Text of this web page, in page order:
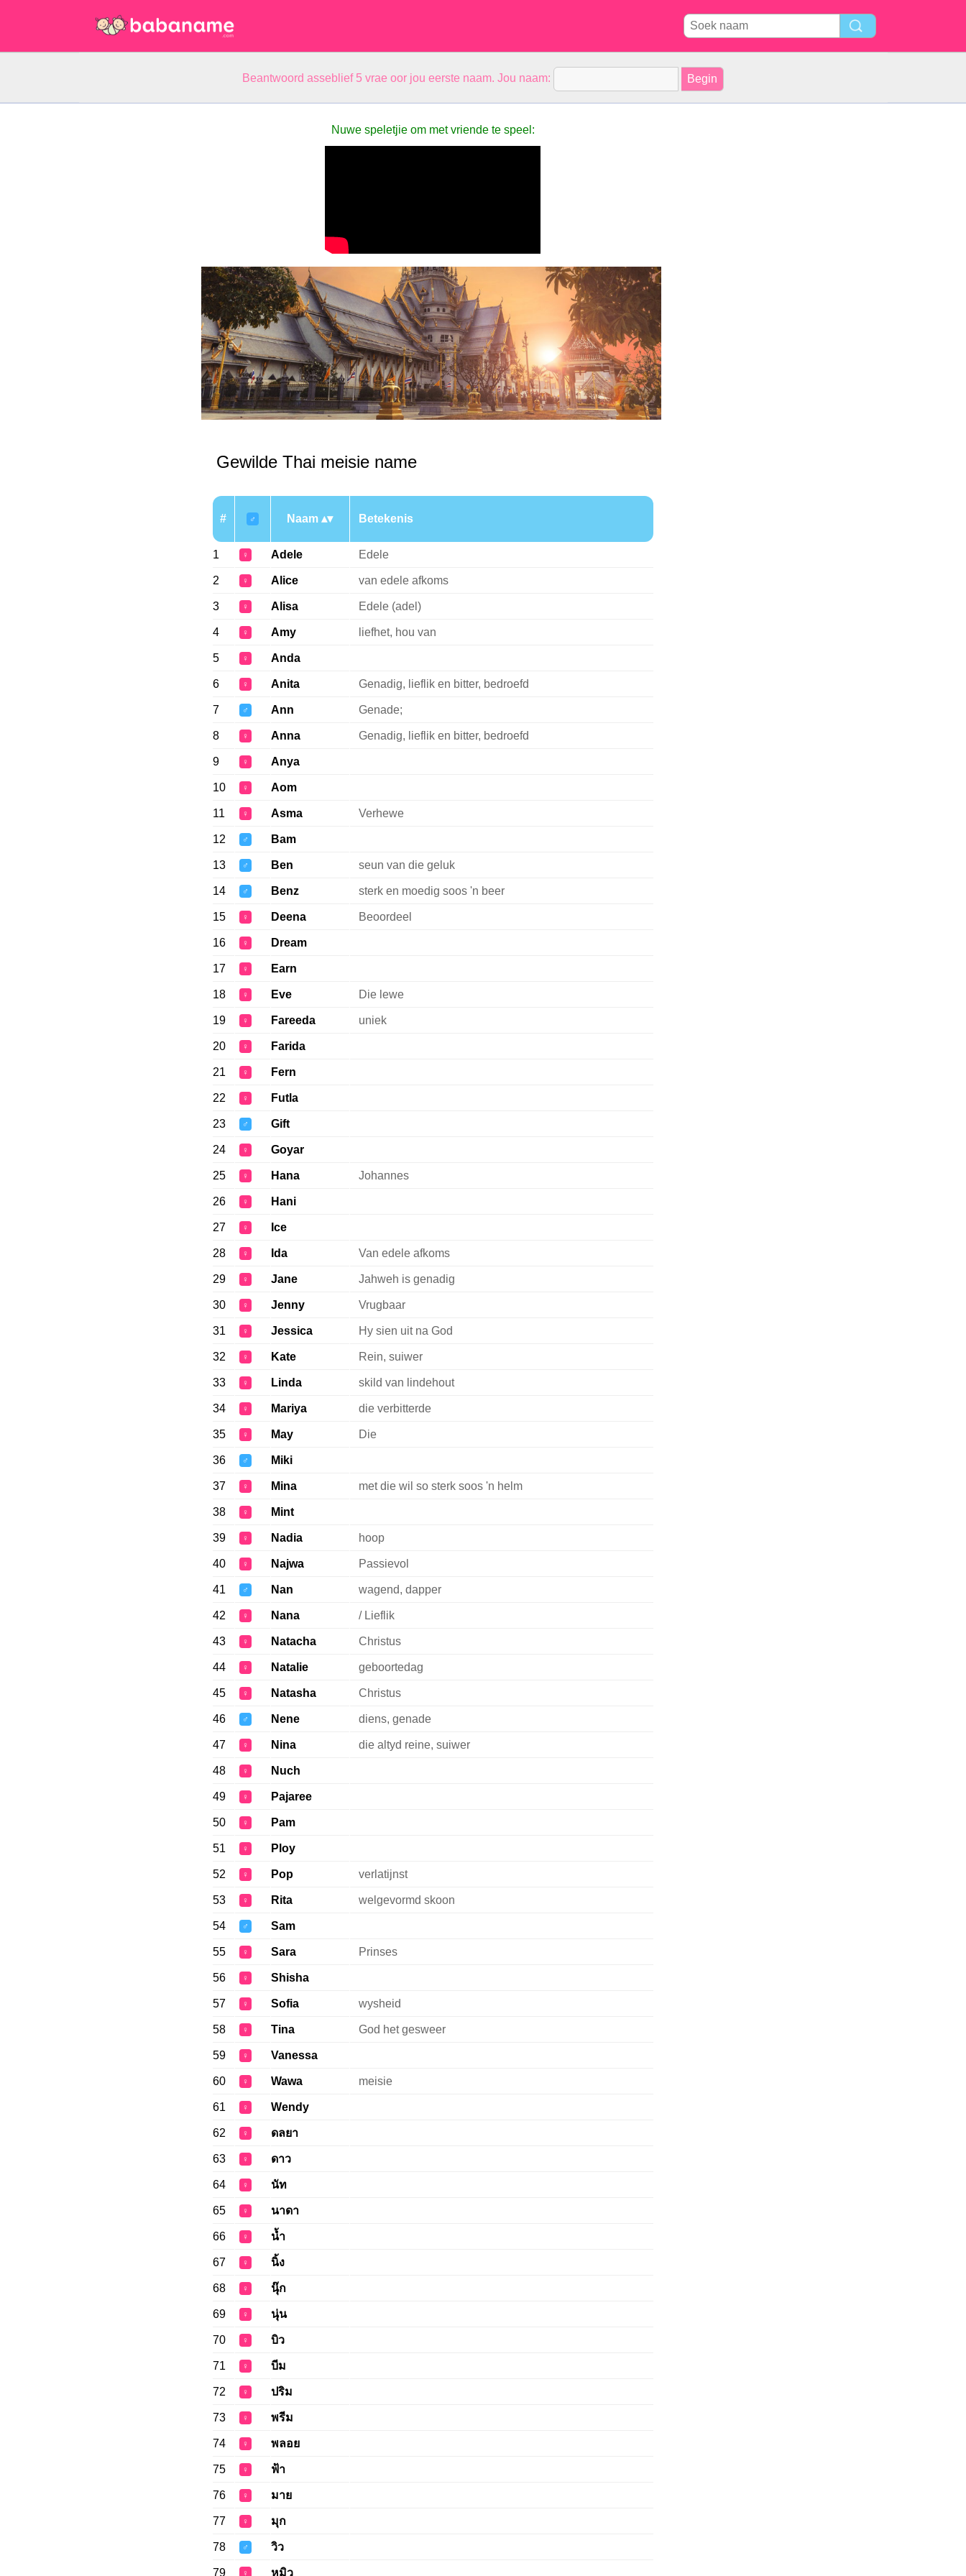
Beantwoord asseblief 5 vrae oor jou eerste naam. Jou naam:
Nuwe speletjie om met vriende te speel:
Gewilde Thai meisie name
# ♂ Naam Betekenis
1 ♀ Adele Edele
2 ♀ Alice van edele afkoms
3 ♀ Alisa Edele (adel)
4 ♀ Amy liefhet, hou van
5 ♀ Anda
6 ♀ Anita Genadig, lieflik en bitter, bedroefd
7 ♂ Ann Genade;
8 ♀ Anna Genadig, lieflik en bitter, bedroefd
9 ♀ Anya
10 ♀ Aom
11 ♀ Asma Verhewe
12 ♂ Bam
13 ♂ Ben seun van die geluk
14 ♂ Benz sterk en moedig soos 'n beer
15 ♀ Deena Beoordeel
16 ♀ Dream
17 ♀ Earn
18 ♀ Eve Die lewe
19 ♀ Fareeda uniek
20 ♀ Farida
21 ♀ Fern
22 ♀ Futla
23 ♂ Gift
24 ♀ Goyar
25 ♀ Hana Johannes
26 ♀ Hani
27 ♀ Ice
28 ♀ Ida Van edele afkoms
29 ♀ Jane Jahweh is genadig
30 ♀ Jenny Vrugbaar
31 ♀ Jessica Hy sien uit na God
32 ♀ Kate Rein, suiwer
33 ♀ Linda skild van lindehout
34 ♀ Mariya die verbitterde
35 ♀ May Die
36 ♂ Miki
37 ♀ Mina met die wil so sterk soos 'n helm
38 ♀ Mint
39 ♀ Nadia hoop
40 ♀ Najwa Passievol
41 ♂ Nan wagend, dapper
42 ♀ Nana / Lieflik
43 ♀ Natacha Christus
44 ♀ Natalie geboortedag
45 ♀ Natasha Christus
46 ♂ Nene diens, genade
47 ♀ Nina die altyd reine, suiwer
48 ♀ Nuch
49 ♀ Pajaree
50 ♀ Pam
51 ♀ Ploy
52 ♀ Pop verlatijnst
53 ♀ Rita welgevormd skoon
54 ♂ Sam
55 ♀ Sara Prinses
56 ♀ Shisha
57 ♀ Sofia wysheid
58 ♀ Tina God het gesweer
59 ♀ Vanessa
60 ♀ Wawa meisie
61 ♀ Wendy
62 ♀ ดลยา
63 ♀ ดาว
64 ♀ นัท
65 ♀ นาดา
66 ♀ น้ำ
67 ♀ นิ้ง
68 ♀ นุ๊ก
69 ♀ นุ่น
70 ♀ บิว
71 ♀ บีม
72 ♀ ปริม
73 ♀ พรีม
74 ♀ พลอย
75 ♀ ฟ้า
76 ♀ มาย
77 ♀ มุก
78 ♂ วิว
79 ♀ หมิว